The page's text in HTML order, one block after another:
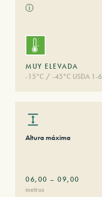
ⓘ
MUY ELEVADA
-15°C / -45°C USDA 1-6
Altura máxima
06,00 – 09,00
metros